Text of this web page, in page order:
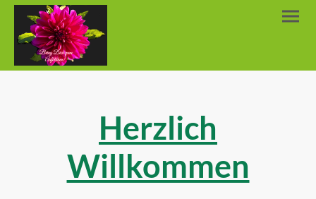
Herzlich
Willkommen